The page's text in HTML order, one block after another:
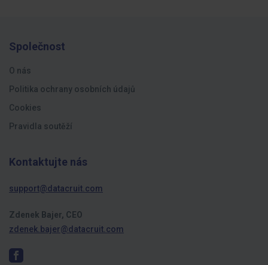
Společnost
O nás
Politika ochrany osobních údajů
Cookies
Pravidla soutěží
Kontaktujte nás
support@datacruit.com
Zdenek Bajer, CEO
zdenek.bajer@datacruit.com